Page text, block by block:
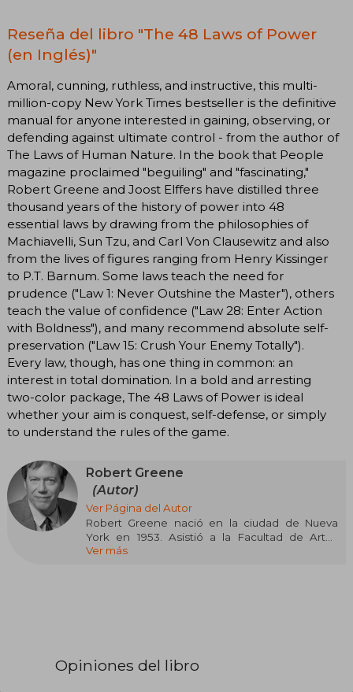
Reseña del libro "The 48 Laws of Power
(en Inglés)"
Amoral, cunning, ruthless, and instructive, this multi-
million-copy New York Times bestseller is the definitive
manual for anyone interested in gaining, observing, or
defending against ultimate control - from the author of
The Laws of Human Nature. In the book that People
magazine proclaimed "beguiling" and "fascinating,"
Robert Greene and Joost Elffers have distilled three
thousand years of the history of power into 48
essential laws by drawing from the philosophies of
Machiavelli, Sun Tzu, and Carl Von Clausewitz and also
from the lives of figures ranging from Henry Kissinger
to P.T. Barnum. Some laws teach the need for
prudence ("Law 1: Never Outshine the Master"), others
teach the value of confidence ("Law 28: Enter Action
with Boldness"), and many recommend absolute self-
preservation ("Law 15: Crush Your Enemy Totally").
Every law, though, has one thing in common: an
interest in total domination. In a bold and arresting
two-color package, The 48 Laws of Power is ideal
whether your aim is conquest, self-defense, or simply
to understand the rules of the game.
Robert Greene
(Autor)
Ver Página del Autor
Robert Greene nació en la ciudad de Nueva
York en 1953. Asistió a la Facultad de Artes
Visuales y Escénicas de la Universidad de
permanentes del Museo Metropolitano de Arte
Ver más
Opiniones del libro